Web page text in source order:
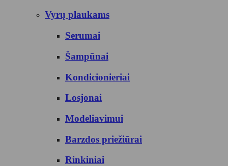
Vyrų plaukams
Serumai
Šampūnai
Kondicionieriai
Losjonai
Modeliavimui
Barzdos priežiūrai
Rinkiniai